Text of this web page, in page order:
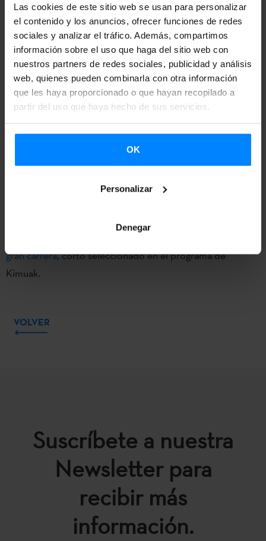
Las cookies de este sitio web se usan para personalizar
el contenido y los anuncios, ofrecer funciones de redes
sociales y analizar el tráfico. Además, compartimos
información sobre el uso que haga del sitio web con
nuestros partners de redes sociales, publicidad y análisis
web, quienes pueden combinarla con otra información
que les haya proporcionado o que hayan recopilado a
partir del uso que haya hecho de sus servicios.
OK
Personalizar
Denegar
en la sección oficial, y también está en el programa del
festivalElkarteade Kote Camacho. El Festival y la Feria de
Clermont-Ferrand son los más importantes en el sector
del cortometraje, ya que gozan de reputación
internacional y son una importante referencia para todos
los profesionales del sector.
El documentalMineritaha comenzado de manera notable
su andadura, ya que fue elegido en los festivales IDFA y
DocsDF y preseleccionado para los Goya. Se rodó en el
mineras Lucía (40), Ivone (16) y Abigail (17).
en Clermont Ferrand, ya que anteriormente estuvo con
gran carrera, corto seleccionado en el programa de
Kimuak.
VOLVER
Suscríbete a nuestra
Newsletter para
recibir más
información.